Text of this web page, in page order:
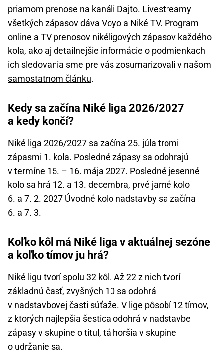
priamom prenose na kanáli Dajto. Livestreamy
všetkých zápasov dáva Voyo a Niké TV. Program
online a TV prenosov nikéligových zápasov každého
kola, ako aj detailnejšie informácie o podmienkach
ich sledovania sme pre vás zosumarizovali v našom
samostatnom článku.
Kedy sa začína Niké liga 2026/2027
a kedy končí?
Niké liga 2026/2027 sa začína 25. júla tromi
zápasmi 1. kola. Posledné zápasy sa odohrajú
v termíne 15. – 16. mája 2027. Posledné jesenné
kolo sa hrá 12. a 13. decembra, prvé jarné kolo
6. a 7. 2. 2027 Úvodné kolo nadstavby sa začína
6. a 7. 3.
Koľko kôl má Niké liga v aktuálnej sezóne
a koľko tímov ju hrá?
Niké ligu tvorí spolu 32 kôl. Až 22 z nich tvorí
základnú časť, zvyšných 10 sa odohrá
v nadstavbovej časti súťaže. V lige pôsobí 12 tímov,
z ktorých najlepšia šestica odohrá v nadstavbe
zápasy v skupine o titul, tá horšia v skupine
o udržanie sa.